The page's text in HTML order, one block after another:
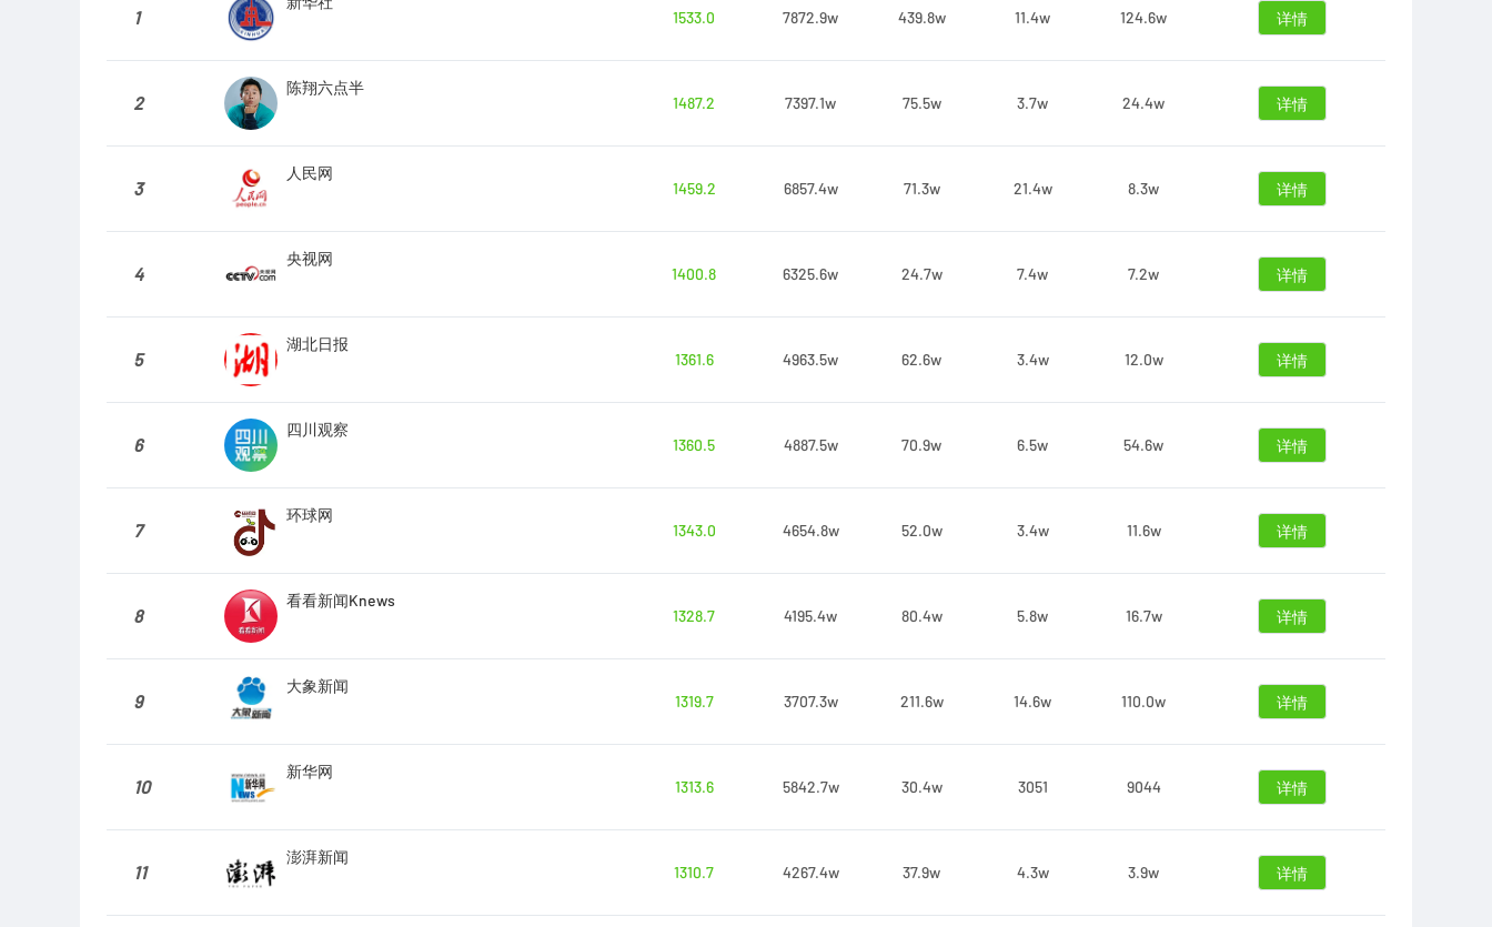
1
1533.0
7872.9w 439.8w 11.4w 124.6w 详情
2
陈翔六点半
1487.2
7397.1w 75.5w 3.7w 24.4w 详情
3
人民网
1459.2
6857.4w 71.3w 21.4w 8.3w 详情
4
央视网
1400.8
6325.6w 24.7w 7.4w 7.2w 详情
5
湖北日报
1361.6
4963.5w 62.6w 3.4w 12.0w 详情
6
四川观察
1360.5
4887.5w 70.9w 6.5w 54.6w 详情
7
环球网
1343.0
4654.8w 52.0w 3.4w 11.6w 详情
8
看看新闻Knews
1328.7
4195.4w 80.4w 5.8w 16.7w 详情
9
大象新闻
1319.7
3707.3w 211.6w 14.6w 110.0w 详情
10
新华网
1313.6
5842.7w 30.4w 3051 9044 详情
11
澎湃新闻
1310.7
4267.4w 37.9w 4.3w 3.9w 详情